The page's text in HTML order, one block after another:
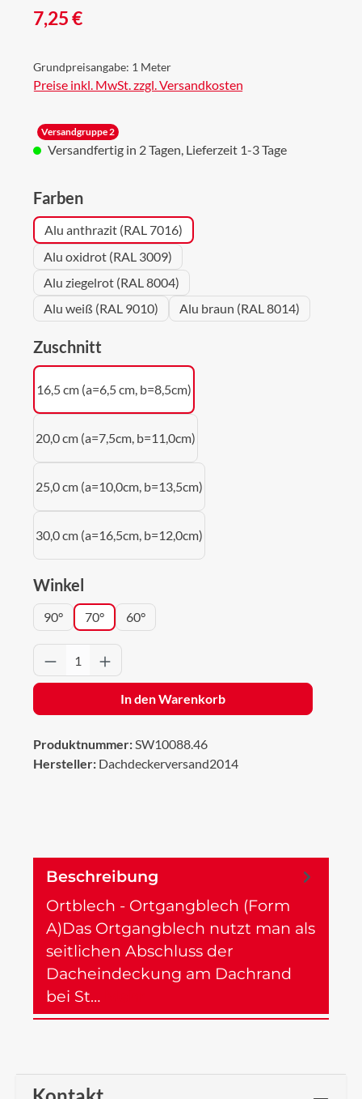
Regulärer Preis:
7,25 €
Grundpreisangabe: 1 Meter
Preise inkl. MwSt. zzgl. Versandkosten
Versandgruppe 2
Versandfertig in 2 Tagen, Lieferzeit 1-3 Tage
Farbenauswählen
Alu anthrazit (RAL 7016)
Alu oxidrot (RAL 3009)
Alu ziegelrot (RAL 8004)
Alu weiß (RAL 9010)
Alu braun (RAL 8014)
Zuschnitt
16,5 cm (a=6,5 cm, b=8,5cm)
20,0 cm (a=7,5cm, b=11,0cm)
25,0 cm (a=10,0cm, b=13,5cm)
30,0 cm (a=16,5cm, b=12,0cm)
Winkel
90° 70° 60°
Produkt Anzahl: Gib den gewünschten
In den Warenkorb
Produktnummer:SW10088.46
Hersteller: Dachdeckerversand2014
Beschreibung
Ortblech - Ortgangblech (Form
A)Das Ortgangblech nutzt man als
seitlichen Abschluss der
Dacheindeckung am Dachrand
bei St…